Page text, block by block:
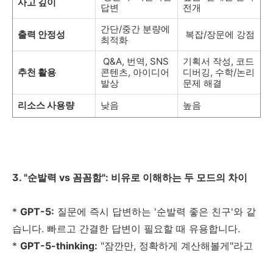
답변
전개
출력 안정성
간단/중간 분량에
최적화
복잡/장문에 강점
추천 활용
Q&A, 번역, SNS
콘텐츠, 아이디어
발상
기획서 작성, 코드
디버깅, 수학/논리
문제 해결
리소스 사용량
낮음 높음
3. "순발력 vs 꼼꼼함": 비유로 이해하는 두 모드의 차이
* GPT-5: 질문에 즉시 답변하는 '순발력 좋은 친구'와 같
습니다. 빠르고 간결한 답변이 필요할 때 유용합니다.
* GPT-5-thinking: "잠깐만, 정확하게 계산해볼게"라고